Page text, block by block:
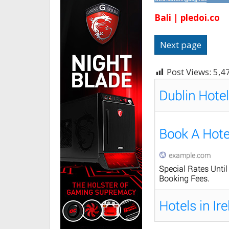
Bali | pledoi.co
Next page
Post Views: